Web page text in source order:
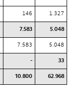
146 1.327
7.583 5.048
7.583 5.048
- 33
10.800 62.968